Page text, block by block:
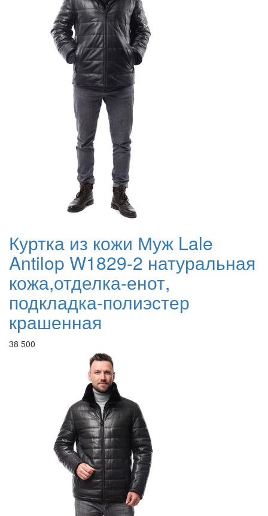
Куртка из кожи Муж Lale
Antilop W1829-2 натуральная
кожа,отделка-енот,
подкладка-полиэстер
крашенная
38 500